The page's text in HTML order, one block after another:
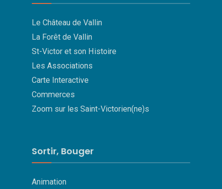
Le Château de Vallin
La Forêt de Vallin
St-Victor et son Histoire
Les Associations
Carte Interactive
Commerces
Zoom sur les Saint-Victorien(ne)s
Sortir, Bouger
Animation